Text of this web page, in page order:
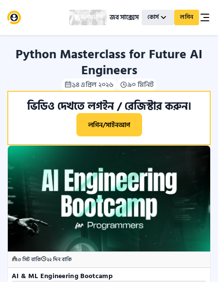
স্কলারশিপ জব সাক্সেস কোর্স লগিন
Python Masterclass for Future AI
Engineers
১৪ এপ্রিল ২০২৬ ৯০ মিনিট
ভিডিও দেখতে লগইন / রেজিস্টার করুন।
লগিন/সাইনআপ
৩ সিট বাকি ২২ দিন বাকি
AI & ML Engineering Bootcamp